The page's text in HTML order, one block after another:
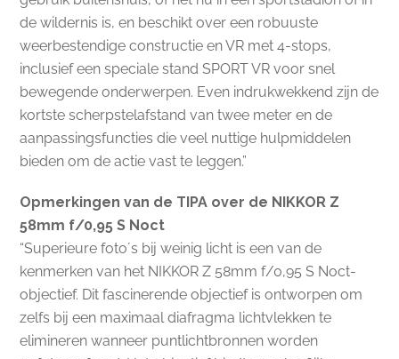
de wildernis is, en beschikt over een robuuste
weerbestendige constructie en VR met 4-stops,
inclusief een speciale stand SPORT VR voor snel
bewegende onderwerpen. Even indrukwekkend zijn de
kortste scherpstelafstand van twee meter en de
aanpassingsfuncties die veel nuttige hulpmiddelen
bieden om de actie vast te leggen.”
Opmerkingen van de TIPA over de NIKKOR Z
58mm f/0,95 S Noct
“Superieure foto´s bij weinig licht is een van de
kenmerken van het NIKKOR Z 58mm f/0,95 S Noct-
objectief. Dit fascinerende objectief is ontworpen om
zelfs bij een maximaal diafragma lichtvlekken te
elimineren wanneer puntlichtbronnen worden